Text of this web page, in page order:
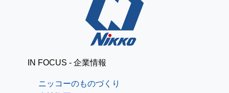
IN FOCUS - 企業情報
ニッコーのものづくり